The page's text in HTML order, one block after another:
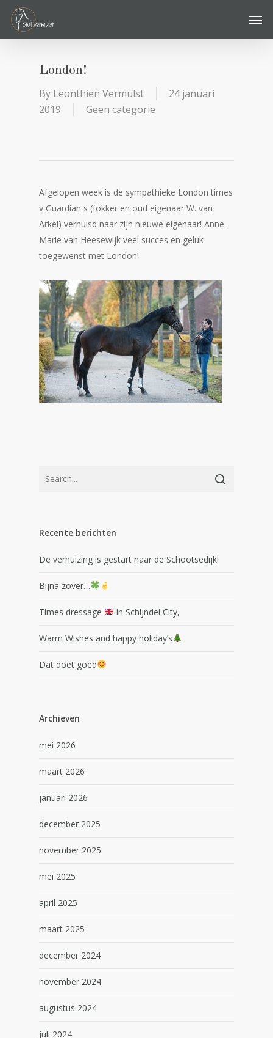
Skip
main
London!
By Leonthien Vermulst
24 januari
2019
Geen categorie
Afgelopen week is de sympathieke London times
v Guardian s (fokker en oud eigenaar W. van
Arkel) verhuisd naar zijn nieuwe eigenaar! Anne-
Marie van Heesewijk veel succes en geluk
toegewenst met London!
Recente berichten
De verhuizing is gestart naar de Schootsedijk!
Bijna zover…
Times dressage in Schijndel City,
Warm Wishes and happy holiday’s
Dat doet goed
Archieven
mei 2026
maart 2026
januari 2026
december 2025
november 2025
mei 2025
april 2025
maart 2025
december 2024
november 2024
augustus 2024
juli 2024